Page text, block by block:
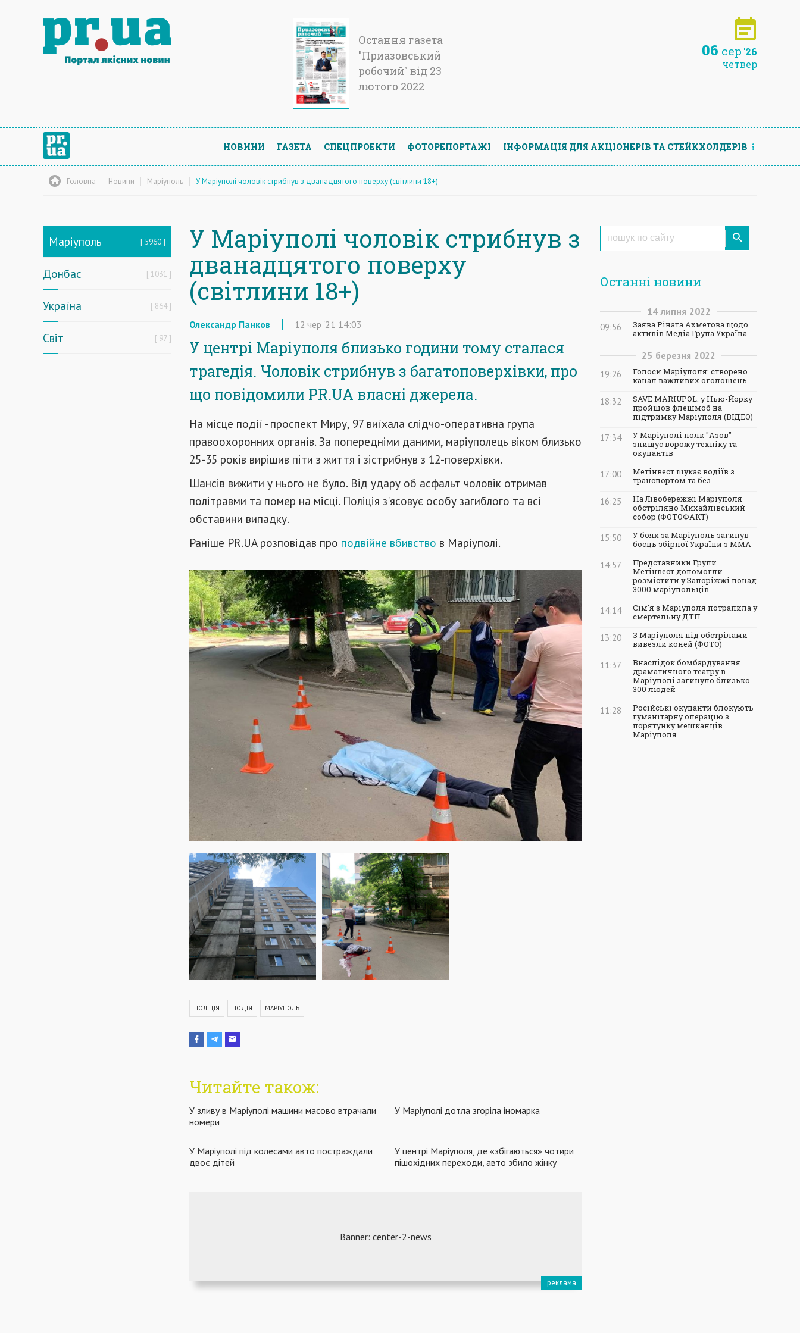
Остання газета
"Приазовський
робочий" від 23
лютого 2022
06 сер '26
четвер
НОВИНИ ГАЗЕТА СПЕЦПРОЕКТИ ФОТОРЕПОРТАЖІ ІНФОРМАЦIЯ ДЛЯ АКЦIОНЕРIВ ТА СТЕЙКХОЛДЕРIВ
Головна Новини Маріуполь У Маріуполі чоловік стрибнув з дванадцятого поверху (світлини 18+)
Маріуполь 5960
Донбас 1031
Україна 864
Світ 97
У Маріуполі чоловік стрибнув з
дванадцятого поверху
(світлини 18+)
Олександр Панков 12 чер '21 14:03
У центрі Маріуполя близько години тому сталася
трагедія. Чоловік стрибнув з багатоповерхівки, про
що повідомили PR.UA власні джерела.
На місце події - проспект Миру, 97 виїхала слідчо-оперативна група
правоохоронних органів. За попередніми даними, маріуполець віком близько
25-35 років вирішив піти з життя і зістрибнув з 12-поверхівки.
Шансів вижити у нього не було. Від удару об асфальт чоловік отримав
політравми та помер на місці. Поліція з'ясовує особу загиблого та всі
обставини випадку.
Раніше PR.UA розповідав про подвійне вбивство в Маріуполі.
ПОЛІЦІЯ ПОДІЯ МАРІУПОЛЬ
Читайте також:
У зливу в Маріуполі машини масово втрачали
номери
У Маріуполі дотла згоріла іномарка
У Маріуполі під колесами авто постраждали
двоє дітей
У центрі Маріуполя, де «збігаються» чотири
пішохідних переходи, авто збило жінку
Останні новини
14 липня 2022
09:56
Заява Ріната Ахметова щодо
активів Медіа Група Україна
25 березня 2022
19:26
Голоси Маріуполя: створено
канал важливих оголошень
18:32
SAVE MARIUPOL: у Нью-Йорку
пройшов флешмоб на
підтримку Маріуполя (ВІДЕО)
17:34
У Маріуполі полк "Азов"
знищує ворожу техніку та
окупантів
17:00
Метінвест шукає водіїв з
транспортом та без
16:25
На Лівобережжі Маріуполя
обстріляно Михайлівський
собор (ФОТОФАКТ)
15:50
У боях за Маріуполь загинув
боєць збірної України з ММА
14:57
Представники Групи
Метінвест допомогли
розмістити у Запоріжжі понад
3000 маріупольців
14:14
Сім'я з Маріуполя потрапила у
смертельну ДТП
13:20
З Маріуполя під обстрілами
вивезли коней (ФОТО)
11:37
Внаслідок бомбардування
драматичного театру в
Маріуполі загинуло близько
300 людей
11:28
Російські окупанти блокують
гуманітарну операцію з
порятунку мешканців
Маріуполя